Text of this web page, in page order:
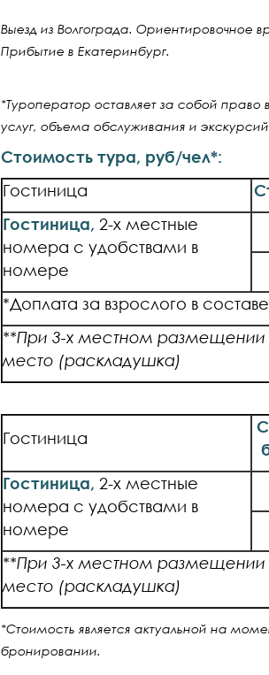
Выезд из Волгограда. Ориентировочное
Прибытие в Екатеринбург.
*Туроператор оставляет за собой
услуг, объема обслуживания и
Стоимость тура, руб/чел*:
Гостиница
Гостиница,2-х местные
номера с удобствами в
номере
*Доплата за взрослого в
**При 3-х местном размещении
место (раскладушка)
Гостиница
Гостиница, 2-х местные
номера с удобствами в
номере
**При 3-х местном размещении
место (раскладушка)
*Стоимость является актуальной на
бронировании.